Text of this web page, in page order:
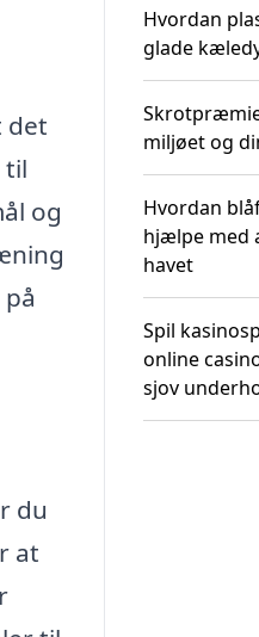
det
til
og
du
at
Hvordan
glade
miljøet og
Hvordan
hjælpe med
havet
Spil
online
sjov